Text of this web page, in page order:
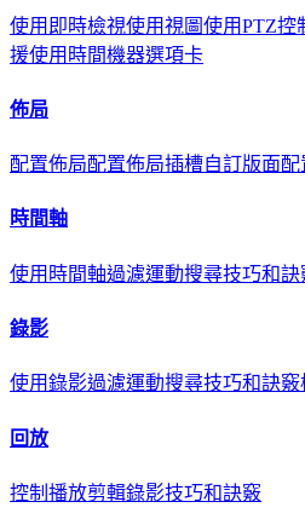
使用即時檢視使用視圖使用PTZ控
援使用時間機器選項卡
佈局
配置佈局配置佈局插槽自訂版面配
時間軸
使用時間軸過濾運動搜尋技巧和訣
錄影
使用錄影過濾運動搜尋技巧和訣竅
回放
控制播放剪輯錄影技巧和訣竅